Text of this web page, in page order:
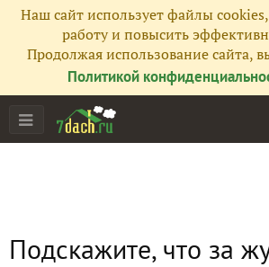
Наш сайт использует файлы
работу и повысить
Продолжая использование сайта,
Политикой
Подскажите, что за